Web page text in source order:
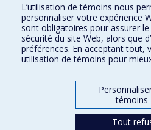
Plan du site
Signaler une erreur
Accessibilité
FACULTÉ DES ARTS ET DES SCIENCES
Nos départements et écoles
L’utilisation de témoins nous
personnaliser votre expérience
sont obligatoires pour assurer
sécurité du site Web, alors que
préférences. En acceptant tout,
utilisation de témoins pour
témoins
Tout